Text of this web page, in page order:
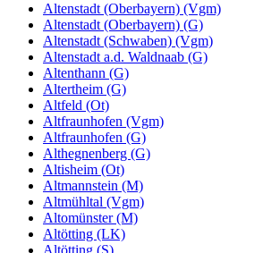
Altenstadt (Oberbayern) (Vgm)
Altenstadt (Oberbayern) (G)
Altenstadt (Schwaben) (Vgm)
Altenstadt a.d. Waldnaab (G)
Altenthann (G)
Altertheim (G)
Altfeld (Ot)
Altfraunhofen (Vgm)
Altfraunhofen (G)
Althegnenberg (G)
Altisheim (Ot)
Altmannstein (M)
Altmühltal (Vgm)
Altomünster (M)
Altötting (LK)
Altötting (S)